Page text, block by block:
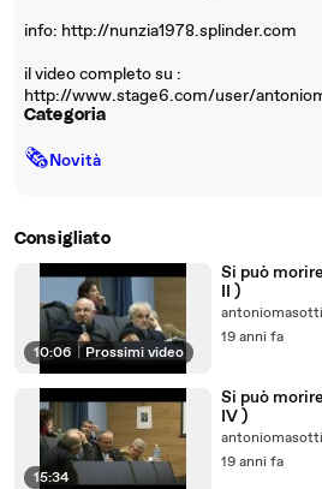
info: http://nunzia1978.splinder.com
il video completo su :
http://www.stage6.com/user/
Categoria
🗞Novità
Consigliato
10:06 | Prossimi video
Si può
II )
antoniomasotti
19 anni fa
15:34
Si può
IV )
antoniomasotti
19 anni fa